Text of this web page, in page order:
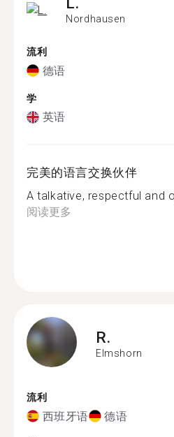
Nordhausen
流利
德语
学
英语
完美的语言交换伙伴
A talkative, respectful and
阅读更多
R.
Elmshorn
流利
西班牙语 德语